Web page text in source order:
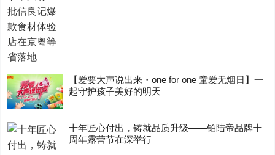
【爱要大声说出来・one for one 童爱无烟日】一
起守护孩子美好的明天
十年匠心付出，铸就品质升级——铂陆帝品牌十
周年露营节在深举行